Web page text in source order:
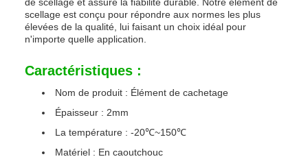
scellage est conçu pour répondre aux normes les plus
élevées de la qualité, lui faisant un choix idéal pour
n'importe quelle application.
Caractéristiques :
Nom de produit : Élément de cachetage
Épaisseur : 2mm
La température : -20℃~150℃
Matériel : En caoutchouc